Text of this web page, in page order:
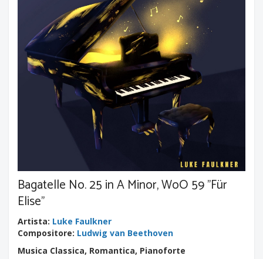
Bagatelle No. 25 in A Minor, WoO 59 "Für
Elise"
Artista: Luke Faulkner
Compositore: Ludwig van Beethoven
Musica Classica, Romantica, Pianoforte